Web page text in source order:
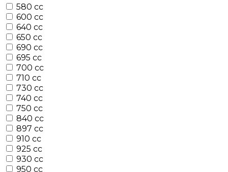
580 cc
600 cc
640 cc
650 cc
690 cc
695 cc
700 cc
710 cc
730 cc
740 cc
750 cc
840 cc
897 cc
910 cc
925 cc
930 cc
950 cc